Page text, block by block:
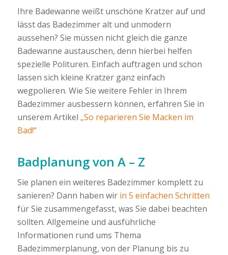
Ihre Badewanne weißt unschöne Kratzer auf und
lässt das Badezimmer alt und unmodern
aussehen? Sie müssen nicht gleich die ganze
Badewanne austauschen, denn hierbei helfen
spezielle Polituren. Einfach auftragen und schon
lassen sich kleine Kratzer ganz einfach
wegpolieren. Wie Sie weitere Fehler in Ihrem
Badezimmer ausbessern können, erfahren Sie in
unserem Artikel „So reparieren Sie Macken im
Bad!“
Badplanung von A – Z
Sie planen ein weiteres Badezimmer komplett zu
sanieren? Dann haben wir in 5 einfachen Schritten
für Sie zusammengefasst, was Sie dabei beachten
sollten. Allgemeine und ausführliche
Informationen rund ums Thema
Badezimmerplanung, von der Planung bis zu